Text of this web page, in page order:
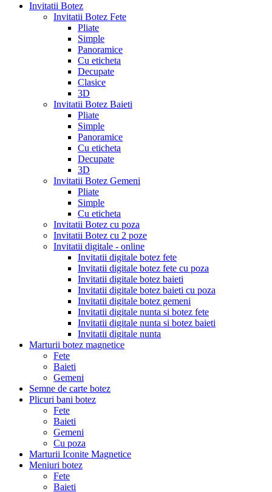
Invitatii Botez
Invitatii Botez Fete
Pliate
Simple
Panoramice
Cu eticheta
Decupate
Clasice
3D
Invitatii Botez Baieti
Pliate
Simple
Panoramice
Cu eticheta
Decupate
3D
Invitatii Botez Gemeni
Pliate
Simple
Cu eticheta
Invitatii Botez cu poza
Invitatii Botez cu 2 poze
Invitatii digitale - online
Invitatii digitale botez fete
Invitatii digitale botez fete cu poza
Invitatii digitale botez baieti
Invitatii digitale botez baieti cu poza
Invitatii digitale botez gemeni
Invitatii digitale nunta si botez fete
Invitatii digitale nunta si botez baieti
Invitatii digitale nunta
Marturii botez magnetice
Fete
Baieti
Gemeni
Semne de carte botez
Plicuri bani botez
Fete
Baieti
Gemeni
Cu poza
Marturii Iconite Magnetice
Meniuri botez
Fete
Baieti